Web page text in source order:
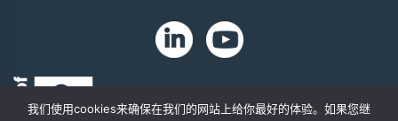
我们使用cookies来确保在我们的网站上给你最好的体验。如果您继